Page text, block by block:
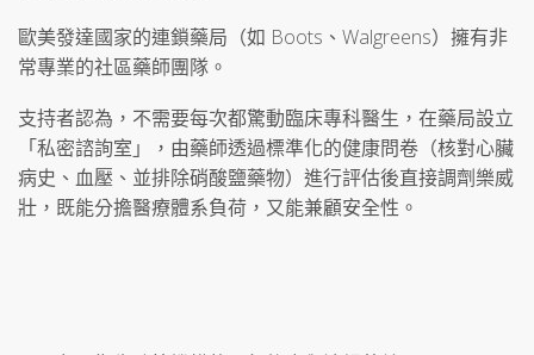
歐美發達國家的連鎖藥局（如 Boots、Walgreens）擁有非
常專業的社區藥師團隊。
支持者認為，不需要每次都驚動臨床專科醫生，在藥局設立
「私密諮詢室」，由藥師透過標準化的健康問卷（核對心臟
病史、血壓、並排除硝酸鹽藥物）進行評估後直接調劑樂威
壯，既能分擔醫療體系負荷，又能兼顧安全性。